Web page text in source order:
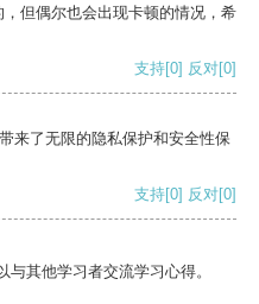
但偶尔也会出现卡顿的情况，希
支持[0] 反对[0]
来了无限的隐私保护和安全性保
支持[0] 反对[0]
其他学习者交流学习心得。